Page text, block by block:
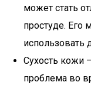
может стать
простуде. Его
использовать
Сухость кожи
проблема во